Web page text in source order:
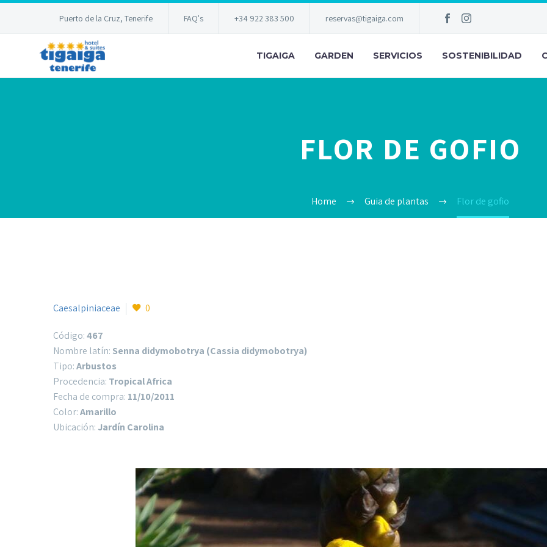
Puerto de la Cruz, Tenerife FAQ's +34 922 383 500 reservas@tigaiga.com
TIGAIGA GARDEN SERVICIOS SOSTENIBILIDAD
FLOR DE GOFIO
Home Guia de plantas Flor de gofio
Caesalpiniaceae 0
Código:467
Nombre latín: Senna didymobotrya (Cassia didymobotrya)
Tipo:Arbustos
Procedencia: Tropical Africa
Fecha de compra: 11/10/2011
Color:Amarillo
Ubicación: Jardín Carolina